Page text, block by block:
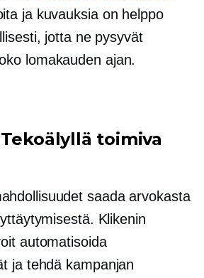
ja kuvauksia on helppo
jotta ne pysyvät
lomakauden ajan.
Tekoälyllä toimiva
saada arvokasta
Klikenin
automatisoida
ja tehdä kampanjan